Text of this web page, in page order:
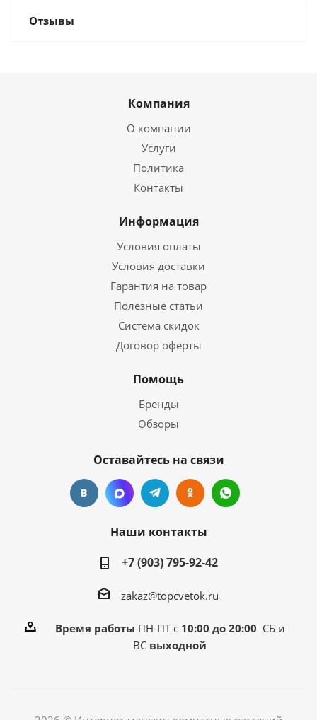
Отзывы
Компания
О компании
Услуги
Политика
Контакты
Информация
Условия оплаты
Условия доставки
Гарантия на товар
Полезные статьи
Система скидок
Договор оферты
Помощь
Бренды
Обзоры
Оставайтесь на связи
Наши контакты
+7 (903) 795-92-42
zakaz@topcvetok.ru
Время работы ПН-ПТ с 10:00 до 20:00 СБ и
ВС выходной